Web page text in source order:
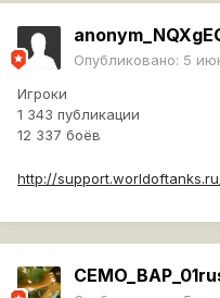
Опубликовано: 5
Игроки
1 343 публикации
12 337 боёв
http://